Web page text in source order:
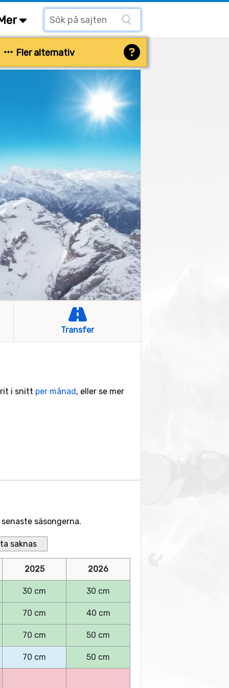
Fler alternativ
Transfer
i snitt per månad, eller se mer
säsongerna.
saknas
2025 2026
30 cm 30 cm
70 cm 40 cm
70 cm 50 cm
70 cm 50 cm